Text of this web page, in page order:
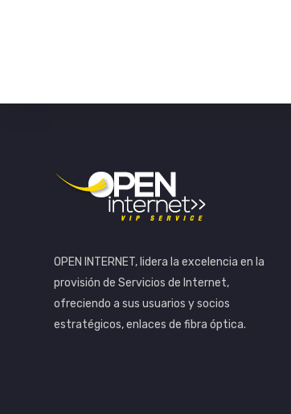
OPEN INTERNET, lidera la excelencia en la
provisión de Servicios de Internet,
ofreciendo a sus usuarios y socios
estratégicos, enlaces de fibra óptica.